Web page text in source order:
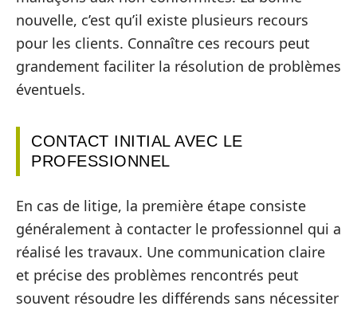
nouvelle, c’est qu’il existe plusieurs recours
pour les clients. Connaître ces recours peut
grandement faciliter la résolution de problèmes
éventuels.
CONTACT INITIAL AVEC LE
PROFESSIONNEL
En cas de litige, la première étape consiste
généralement à contacter le professionnel qui a
réalisé les travaux. Une communication claire
et précise des problèmes rencontrés peut
souvent résoudre les différends sans nécessiter